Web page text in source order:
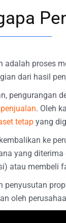
adalah proses
dari hasil
pengurangan
. Oleh
tetap yang
ke
yang
atau membeli
penyusutan
oleh